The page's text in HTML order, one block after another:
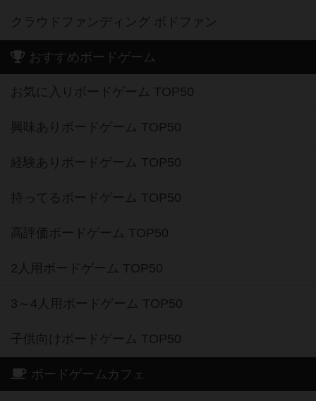
クラウドファンディング ボドファン
おすすめボードゲーム
お気に入りボードゲーム TOP50
興味ありボードゲーム TOP50
経験ありボードゲーム TOP50
持ってるボードゲーム TOP50
高評価ボードゲーム TOP50
2人用ボードゲーム TOP50
3～4人用ボードゲーム TOP50
子供向けボードゲーム TOP50
ボードゲームカフェ